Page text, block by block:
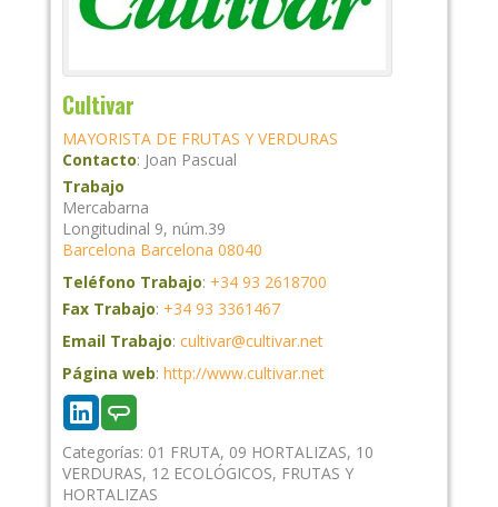
Cultivar
MAYORISTA DE FRUTAS Y VERDURAS
Contacto: Joan Pascual
Trabajo
Mercabarna
Longitudinal 9, núm.39
Barcelona Barcelona 08040
Teléfono Trabajo: +34 93 2618700
Fax Trabajo: +34 93 3361467
Email Trabajo: cultivar@cultivar.net
Página web: http://www.cultivar.net
Categorías: 01 FRUTA, 09 HORTALIZAS, 10
VERDURAS, 12 ECOLÓGICOS, FRUTAS Y
HORTALIZAS